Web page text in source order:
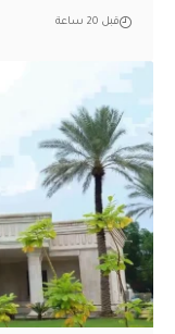
قبل 20 ساعة